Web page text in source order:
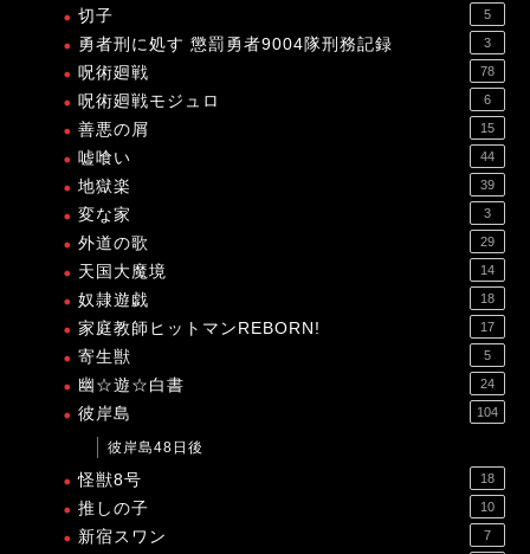
切子 5
勇者刑に処す 懲罰勇者9004隊刑務記録 3
呪術廻戦 78
呪術廻戦モジュロ 6
善悪の屑 15
嘘喰い 44
地獄楽 39
変な家 3
外道の歌 29
天国大魔境 14
奴隷遊戯 18
家庭教師ヒットマンREBORN! 17
寄生獣 5
幽☆遊☆白書 24
彼岸島 104
彼岸島48日後
怪獣8号 18
推しの子 10
新宿スワン 7